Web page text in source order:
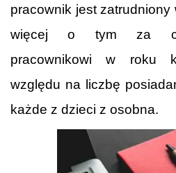
pracownik jest zatrudniony
więcej o tym za
pracownikowi w roku
względu na liczbę
każde z dzieci z osobna.